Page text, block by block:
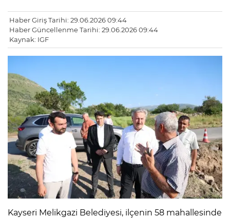
Haber Giriş Tarihi: 29.06.2026 09:44
Haber Güncellenme Tarihi: 29.06.2026 09:44
Kaynak: IGF
Kayseri Melikgazi Belediyesi, ilçenin 58 mahallesinde